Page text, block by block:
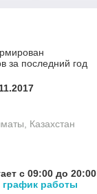
за последний год
Казахстан
с 09:00 до 20:00
график работы